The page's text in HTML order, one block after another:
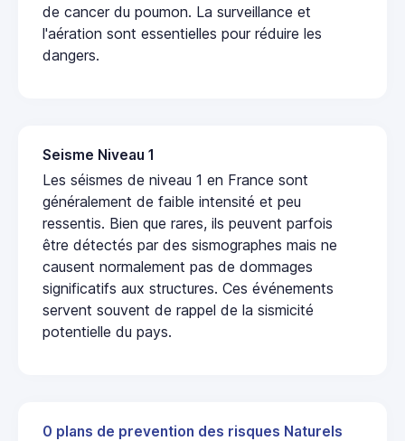
de cancer du poumon. La surveillance et
l'aération sont essentielles pour réduire les
dangers.
Seisme Niveau 1
Les séismes de niveau 1 en France sont
généralement de faible intensité et peu
ressentis. Bien que rares, ils peuvent parfois
être détectés par des sismographes mais ne
causent normalement pas de dommages
significatifs aux structures. Ces événements
servent souvent de rappel de la sismicité
potentielle du pays.
0 plans de prevention des risques Naturels